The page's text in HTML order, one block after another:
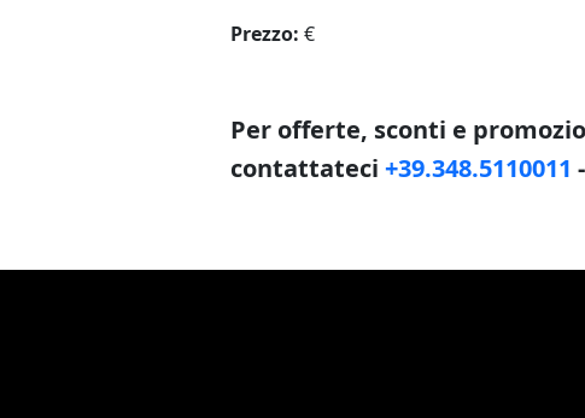
Prezzo: €
Per offerte, sconti e
contattateci +39.348.5110011 -